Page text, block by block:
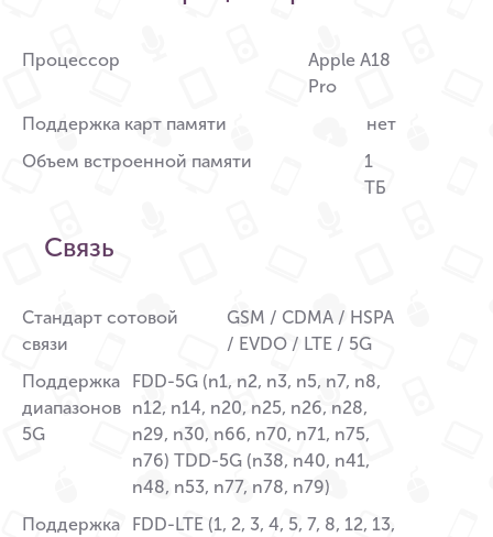
Процессор
Apple A18
Pro
Поддержка карт памяти
нет
Объем встроенной памяти
1
ТБ
Связь
Стандарт сотовой
связи
GSM / CDMA / HSPA
/ EVDO / LTE / 5G
Поддержка
диапазонов
5G
FDD-5G (n1, n2, n3, n5, n7, n8,
n12, n14, n20, n25, n26, n28,
n29, n30, n66, n70, n71, n75,
n76) TDD-5G (n38, n40, n41,
n48, n53, n77, n78, n79)
Поддержка
FDD-LTE (1, 2, 3, 4, 5, 7, 8, 12, 13,